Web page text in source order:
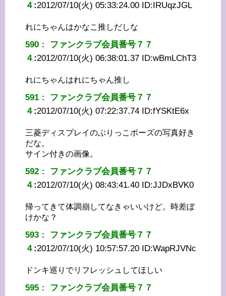
４ :2012/07/10(火) 05:33:24.00 ID:IRUqzJGL
れにちゃんはかなこ推しだしな
590 ： ファンクラブ会員番号７７
４ :2012/07/10(火) 06:38:01.37 ID:wBmLChT3
れにちゃんはれにちゃん推し
591 ： ファンクラブ会員番号７７
４ :2012/07/10(火) 07:22:37.74 ID:fYSKtE6x
三菱ディスプレイのぶりっこポーズの写真好き
だな。
サイン付きの画像。
592 ： ファンクラブ会員番号７７
４ :2012/07/10(火) 08:43:41.40 ID:JJDxBVK0
帰ってきて体調崩してなきゃいいけど。時差ぼ
けかな？
593 ： ファンクラブ会員番号７７
４ :2012/07/10(火) 10:57:57.20 ID:WapRJVNc
ドンキ巡りでリフレッシュしてほしい
595 ： ファンクラブ会員番号７７